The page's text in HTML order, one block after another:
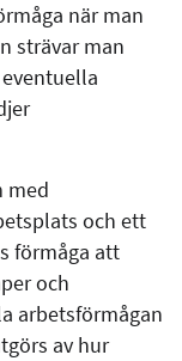
när man
strävar man
med
och ett
förmåga att
och
arbetsförmågan
av hur